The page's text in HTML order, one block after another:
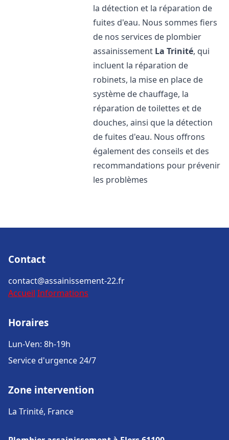
la détection et la réparation de
fuites d'eau. Nous sommes fiers
de nos services de plombier
assainissement La Trinité, qui
incluent la réparation de
robinets, la mise en place de
système de chauffage, la
réparation de toilettes et de
douches, ainsi que la détection
de fuites d'eau. Nous offrons
également des conseils et des
recommandations pour prévenir
les problèmes
Contact
contact@assainissement-22.fr
Accueil Informations
Horaires
Lun-Ven: 8h-19h
Service d'urgence 24/7
Zone intervention
La Trinité, France